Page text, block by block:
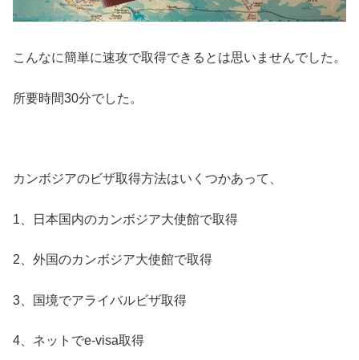
こんなに簡単に速攻で取得できるとは思いませんでした。
所要時間30分でした。
カンボジアのビザ取得方法はいくつかあって、
1、日本国内のカンボジア大使館で取得
2、外国のカンボジア大使館で取得
3、国境でアライバルビザ取得
4、ネットでe-visa取得